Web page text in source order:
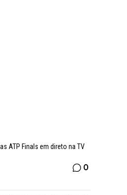
ATP Finals em direto na TV
0